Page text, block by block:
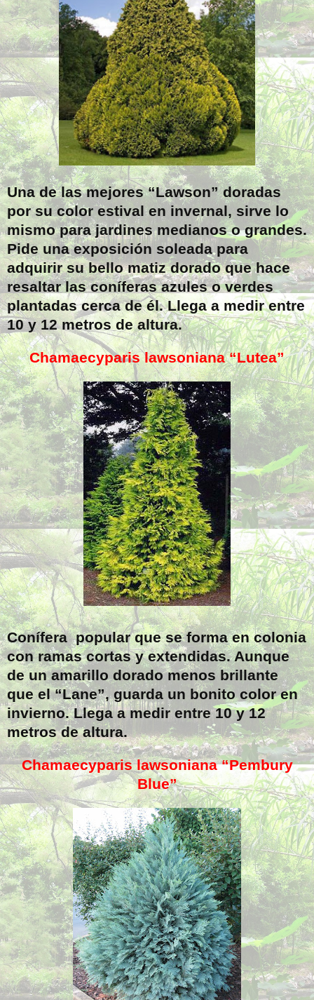
Una de las mejores “Lawson” doradas
por su color estival en invernal, sirve lo
mismo para jardines medianos o grandes.
Pide una exposición soleada para
adquirir su bello matiz dorado que hace
resaltar las coníferas azules o verdes
plantadas cerca de él. Llega a medir entre
10 y 12 metros de altura.
Chamaecyparis lawsoniana “Lutea”
Conífera popular que se forma en colonia
con ramas cortas y extendidas. Aunque
de un amarillo dorado menos brillante
que el “Lane”, guarda un bonito color en
invierno. Llega a medir entre 10 y 12
metros de altura.
Chamaecyparis lawsoniana “Pembury
Blue”